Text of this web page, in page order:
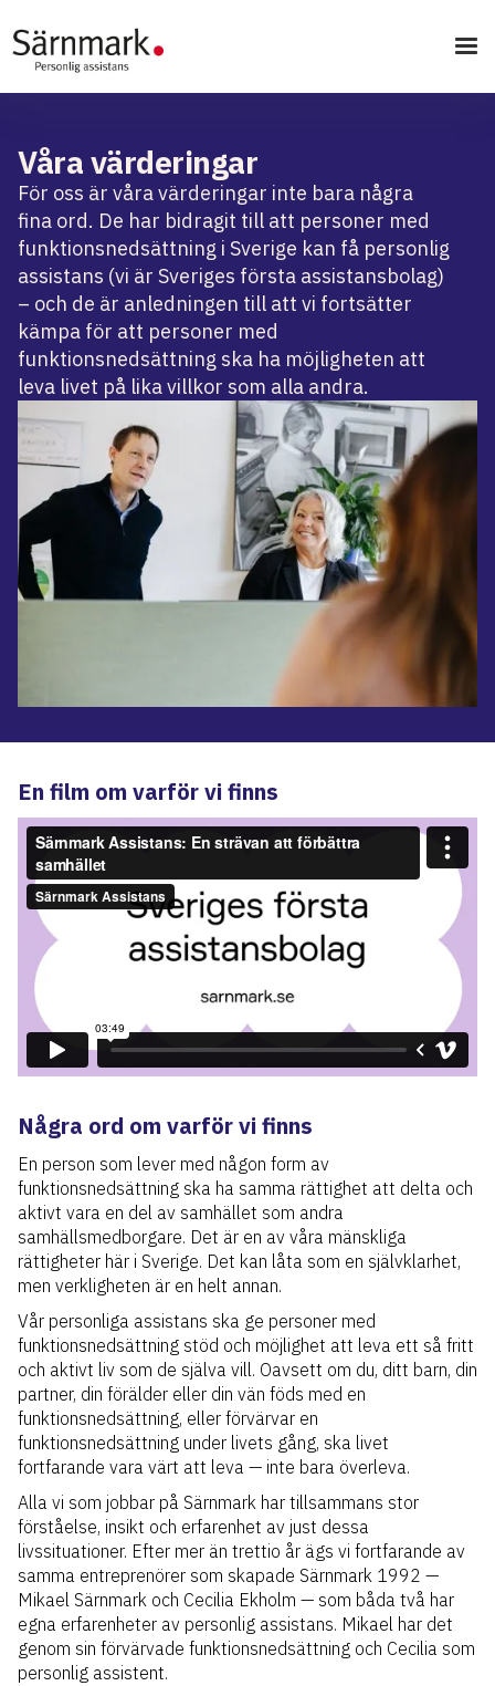
Våra värderingar
För oss är våra värderingar inte bara några
fina ord. De har bidragit till att personer med
funktionsnedsättning i Sverige kan få personlig
assistans (vi är Sveriges första assistansbolag)
– och de är anledningen till att vi fortsätter
kämpa för att personer med
funktionsnedsättning ska ha möjligheten att
leva livet på lika villkor som alla andra.
En film om varför vi finns
Några ord om varför vi finns
En person som lever med någon form av
funktionsnedsättning ska ha samma rättighet att delta och
aktivt vara en del av samhället som andra
samhällsmedborgare. Det är en av våra mänskliga
rättigheter här i Sverige. Det kan låta som en självklarhet,
men verkligheten är en helt annan.
Vår personliga assistans ska ge personer med
funktionsnedsättning stöd och möjlighet att leva ett så fritt
och aktivt liv som de själva vill. Oavsett om du, ditt barn, din
partner, din förälder eller din vän föds med en
funktionsnedsättning, eller förvärvar en
funktionsnedsättning under livets gång, ska livet
fortfarande vara värt att leva — inte bara överleva.
Alla vi som jobbar på Särnmark har tillsammans stor
förståelse, insikt och erfarenhet av just dessa
livssituationer. Efter mer än trettio år ägs vi fortfarande av
samma entreprenörer som skapade Särnmark 1992 —
Mikael Särnmark och Cecilia Ekholm — som båda två har
egna erfarenheter av personlig assistans. Mikael har det
genom sin förvärvade funktionsnedsättning och Cecilia som
personlig assistent.